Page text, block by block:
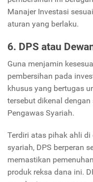
Manajer Investasi
aturan yang berlaku.
6. DPS atau
Guna menjamin
pembersihan pada
khusus yang bertugas
tersebut dikenal
Pengawas Syariah.
Terdiri atas pihak ahli
syariah, DPS berperan
memastikan
produk reksa dana ini.